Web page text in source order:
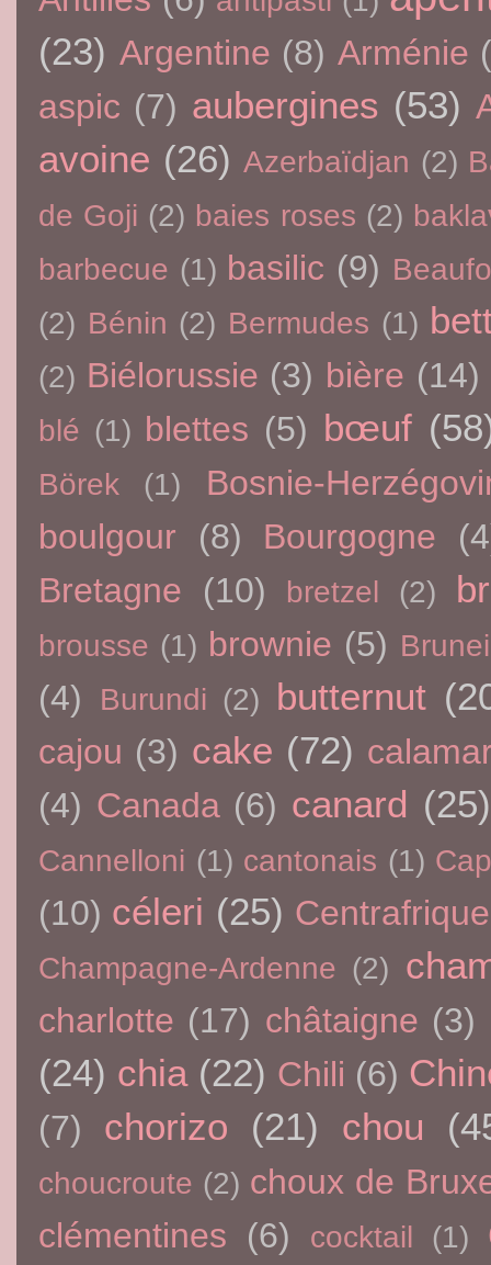
(23) Argentine (8) Arménie
aspic (7) aubergines (53)
avoine (26) Azerbaïdjan (2)
de Goji (2) baies roses (2)
barbecue (1) basilic (9)
(2) Bénin (2) Bermudes (1)
(2) Biélorussie (3) bière (14)
blé (1) blettes (5) bœuf
Börek (1)
Bosnie-
boulgour
(8) Bourgogne
Bretagne
(10) bretzel (2)
brousse (1) brownie (5) Brunei
(4) Burundi (2) butternut
cajou (3) cake (72)
(4) Canada (6) canard (25)
Cannelloni (1) cantonais (1)
(10) céleri (25) Centrafrique
Champagne-Ardenne (2)
charlotte (17) châtaigne (3)
(24) chia (22) Chili (6)
(7) chorizo (21) chou
choucroute (2) choux de
clémentines (6) cocktail (1)